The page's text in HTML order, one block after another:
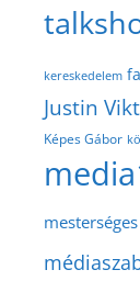
kereskedelem
Justin
Képes Gábor